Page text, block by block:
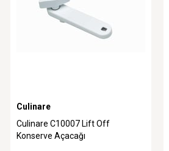
Culinare
Culinare C10007 Lift Off
Konserve Açacağı